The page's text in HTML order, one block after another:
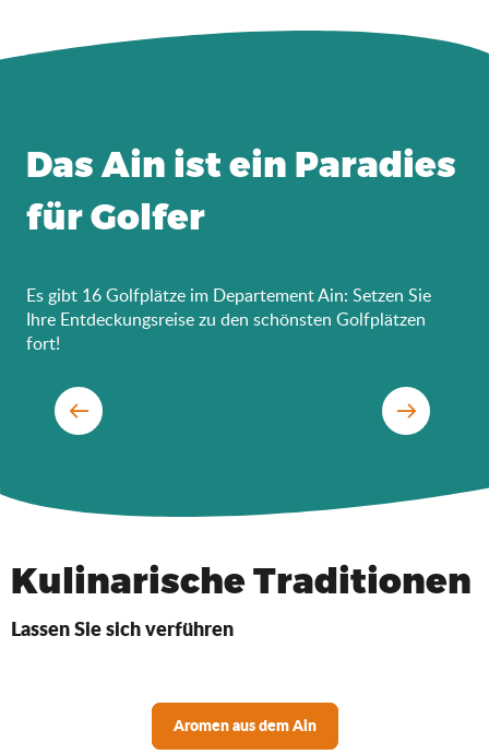
Das Ain ist ein Paradies
für Golfer
Es gibt 16 Golfplätze im Departement Ain: Setzen Sie
Ihre Entdeckungsreise zu den schönsten Golfplätzen
fort!
See von Nantua
Kulinarische Traditionen
Lassen Sie sich verführen
Aromen aus dem Ain